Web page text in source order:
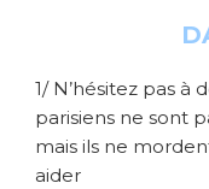
1/ N’hésitez pas à
parisiens ne sont
mais ils ne
aider